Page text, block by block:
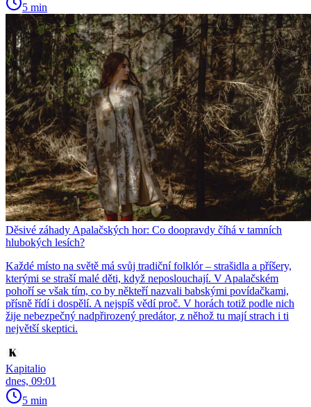
5 min
Děsivé záhady Apalačských hor: Co doopravdy číhá v tamních
hlubokých lesích?
Každé místo na světě má svůj tradiční folklór – strašidla a příšery,
kterými se straší malé děti, když neposlouchají. V Apalačském
pohoří se však tím, co by někteří nazvali babskými povídačkami,
přísně řídí i dospělí. A nejspíš vědí proč. V horách totiž podle nich
žije nebezpečný nadpřirozený predátor, z něhož tu mají strach i ti
největší skeptici.
Kapitalio
dnes, 09:01
5 min